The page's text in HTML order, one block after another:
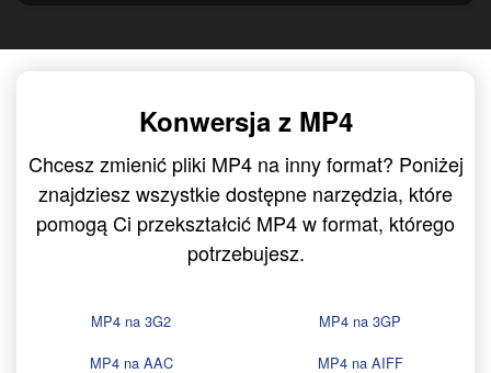
Konwersja z MP4
Chcesz zmienić pliki MP4 na inny format? Poniżej
znajdziesz wszystkie dostępne narzędzia, które
pomogą Ci przekształcić MP4 w format, którego
potrzebujesz.
MP4 na 3G2
MP4 na 3GP
MP4 na AAC
MP4 na AIFF